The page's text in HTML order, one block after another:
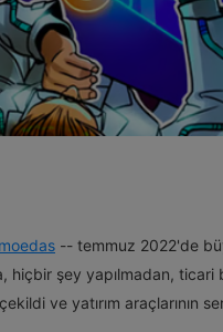
-- temmuz 2022'de
hiçbir şey yapılmadan, ticari
ve yatırım araçlarının